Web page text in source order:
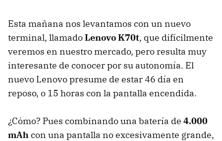
Esta mañana nos levantamos con un nuevo
terminal, llamadoLenovo K70t, que difícilmente
veremos en nuestro mercado, pero resulta muy
interesante de conocer por su autonomía. El
nuevo Lenovo presume de estar 46 día en
reposo, o 15 horas con la pantalla encendida.
¿Cómo? Pues combinando una batería de 4.000
mAhcon una pantalla no excesivamente grande,